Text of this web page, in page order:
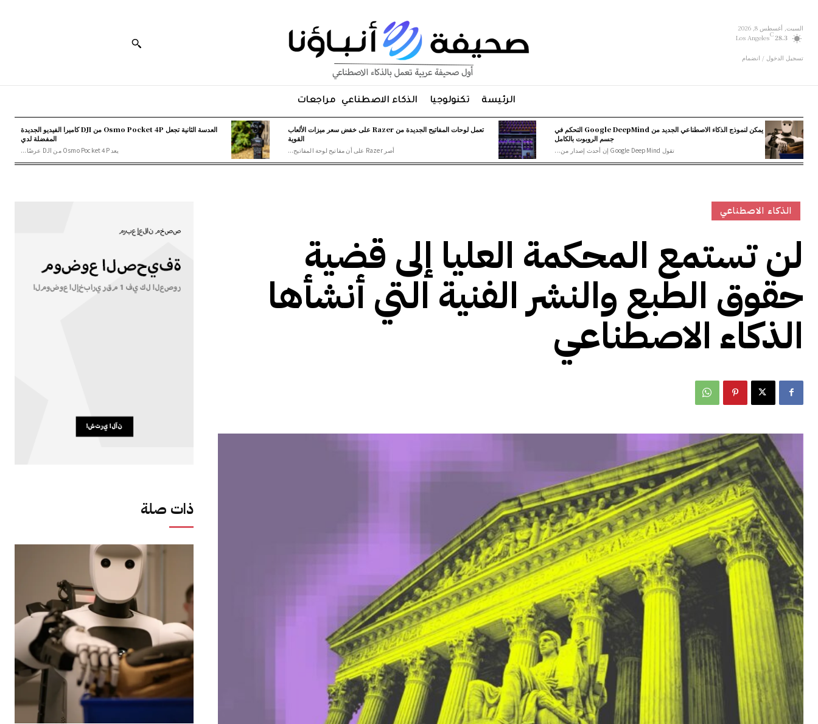
السبت, أغسطس 8, 2026
28.3
C
Los Angeles
تسجيل الدخول / انضمام
الرئيسة تكنولوجيا الذكاء الاصطناعي مراجعات
يمكن لنموذج الذكاء الاصطناعي الجديد من Google DeepMind التحكم في
جسم الروبوت بالكامل
تقول Google DeepMind إن أحدث إصدار من...
تعمل لوحات المفاتيح الجديدة من Razer على خفض سعر ميزات الألعاب
القوية
أصر Razer على أن مفاتيح لوحة المفاتيح...
العدسة الثانية تجعل Osmo Pocket 4P من DJI كاميرا الفيديو الجديدة
المفضلة لدي
يعد Osmo Pocket 4P من DJI عرضًا...
ذات صلة
الذكاء الاصطناعي
لن تستمع المحكمة العليا إلى قضية
حقوق الطبع والنشر الفنية التي أنشأها
الذكاء الاصطناعي